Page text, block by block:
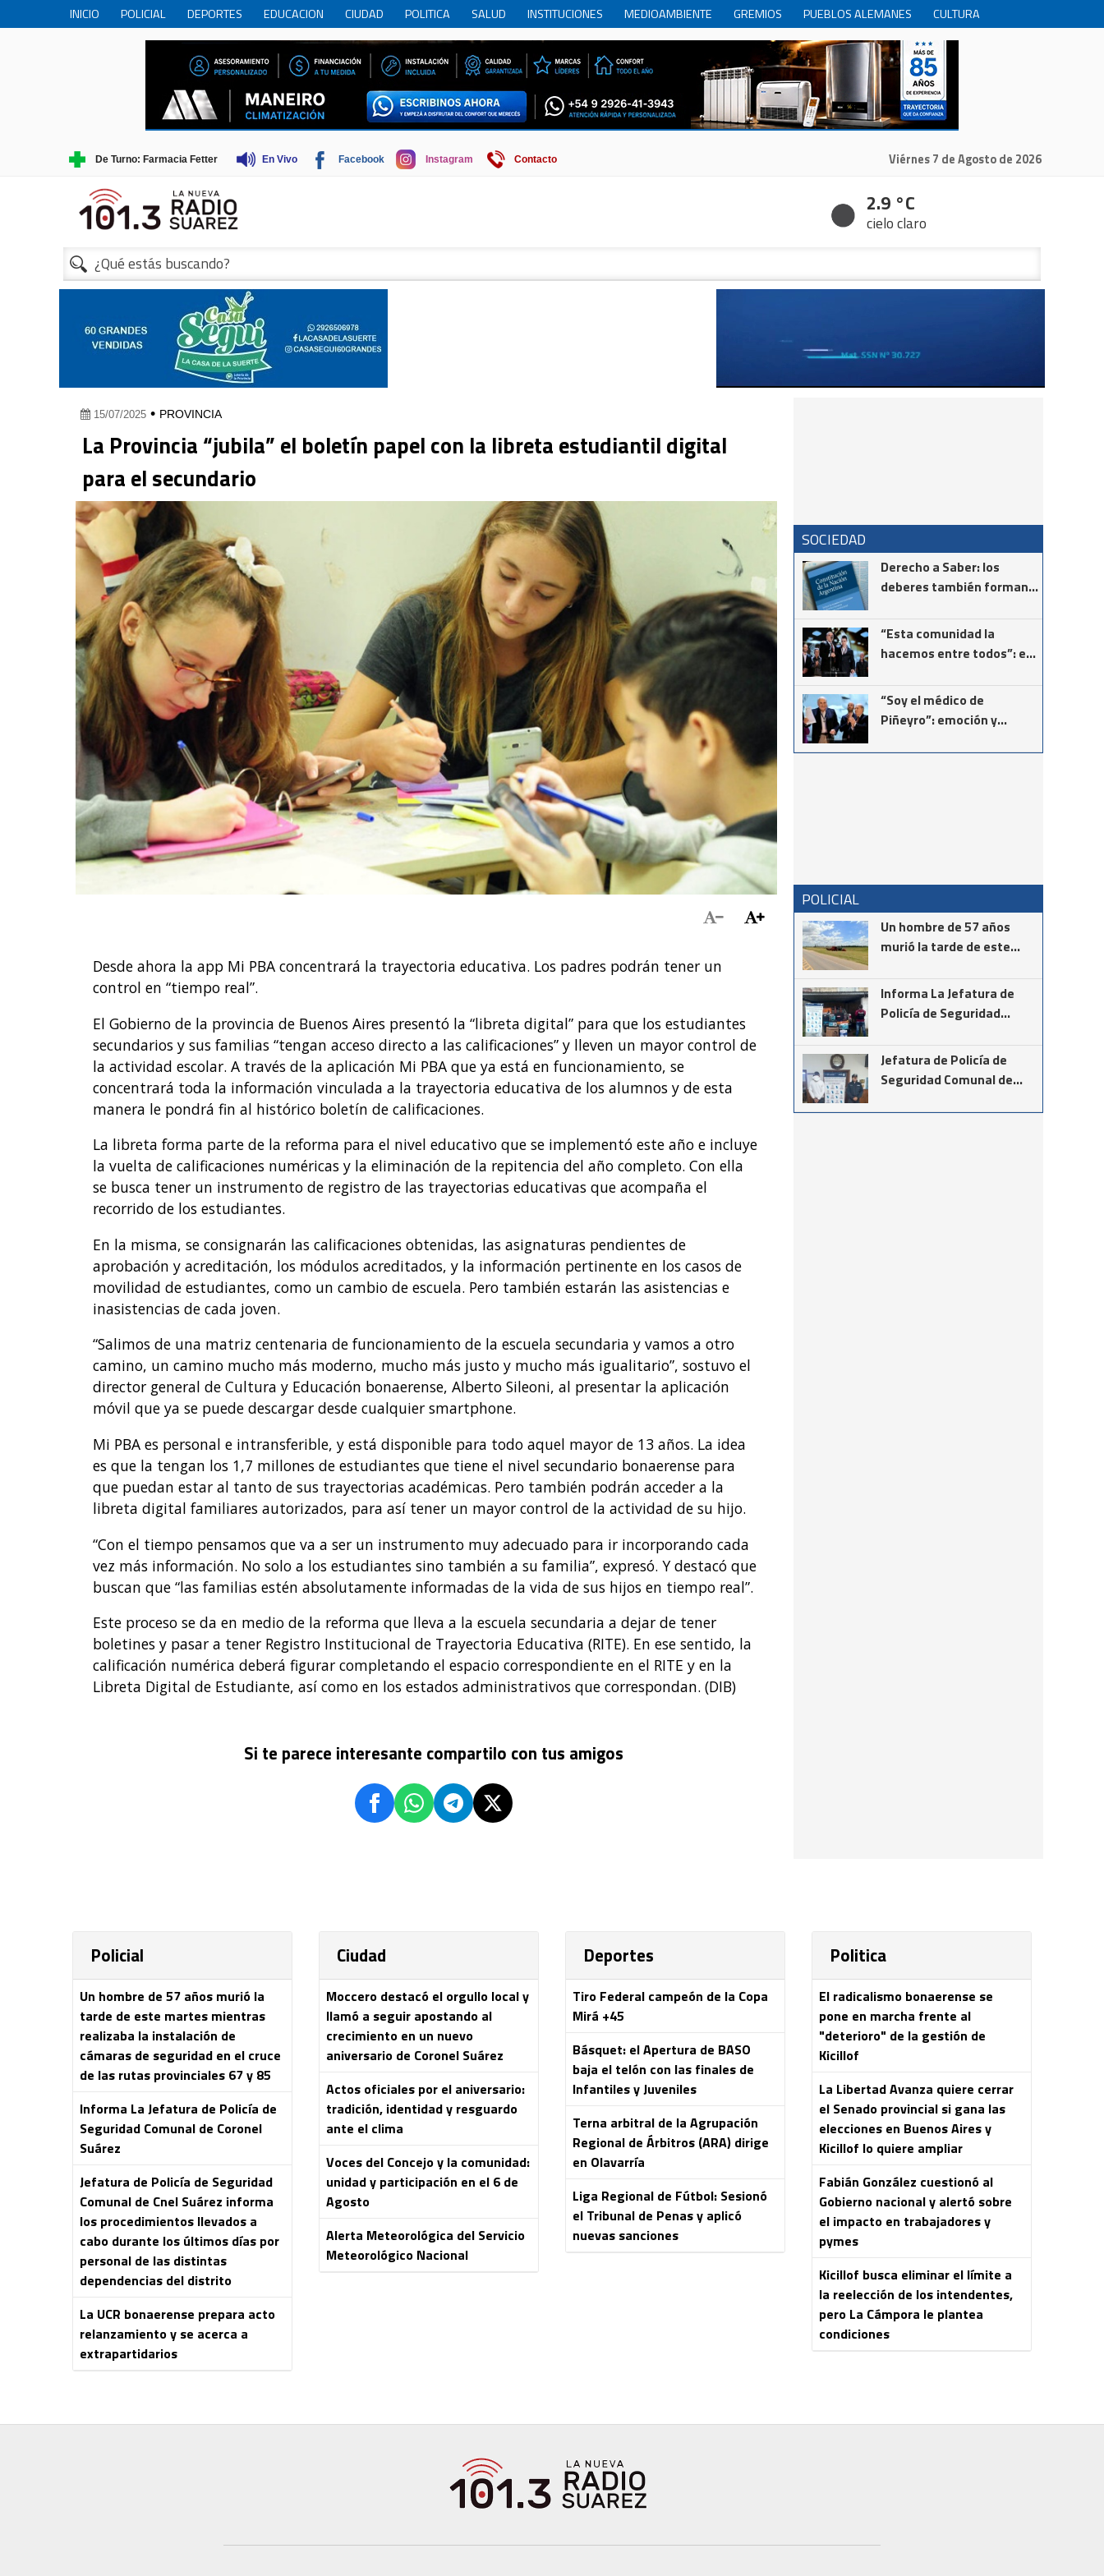
INICIO POLICIAL DEPORTES EDUCACION CIUDAD POLITICA SALUD INSTITUCIONES MEDIOAMBIENTE GREMIOS PUEBLOS ALEMANES
CULTURA
PERSONAS MAYORES
CIENCIA MUNICIPIO COMERCIO REGION SOCIEDAD ECONOMIA HISTORIA HUMOR INTERNACIONALES PRODUCCION
TURISMO
Viérnes 7 de Agosto de 2026
De Turno: Farmacia Fetter En Vivo Facebook Instagram Contacto
2.9 °C
cielo claro
15/07/2025 • PROVINCIA
La Provincia “jubila” el boletín papel con la libreta estudiantil digital
para el secundario
Desde ahora la app Mi PBA concentrará la trayectoria educativa. Los padres podrán tener un
control en “tiempo real”.
El Gobierno de la provincia de Buenos Aires presentó la “libreta digital” para que los estudiantes
secundarios y sus familias “tengan acceso directo a las calificaciones” y lleven un mayor control de
la actividad escolar. A través de la aplicación Mi PBA que ya está en funcionamiento, se
concentrará toda la información vinculada a la trayectoria educativa de los alumnos y de esta
manera le pondrá fin al histórico boletín de calificaciones.
La libreta forma parte de la reforma para el nivel educativo que se implementó este año e incluye
la vuelta de calificaciones numéricas y la eliminación de la repitencia del año completo. Con ella
se busca tener un instrumento de registro de las trayectorias educativas que acompaña el
recorrido de los estudiantes.
En la misma, se consignarán las calificaciones obtenidas, las asignaturas pendientes de
aprobación y acreditación, los módulos acreditados, y la información pertinente en los casos de
movilidad de estudiantes, como un cambio de escuela. Pero también estarán las asistencias e
inasistencias de cada joven.
“Salimos de una matriz centenaria de funcionamiento de la escuela secundaria y vamos a otro
camino, un camino mucho más moderno, mucho más justo y mucho más igualitario”, sostuvo el
director general de Cultura y Educación bonaerense, Alberto Sileoni, al presentar la aplicación
móvil que ya se puede descargar desde cualquier smartphone.
Mi PBA es personal e intransferible, y está disponible para todo aquel mayor de 13 años. La idea
es que la tengan los 1,7 millones de estudiantes que tiene el nivel secundario bonaerense para
que puedan estar al tanto de sus trayectorias académicas. Pero también podrán acceder a la
libreta digital familiares autorizados, para así tener un mayor control de la actividad de su hijo.
“Con el tiempo pensamos que va a ser un instrumento muy adecuado para ir incorporando cada
vez más información. No solo a los estudiantes sino también a su familia”, expresó. Y destacó que
buscan que “las familias estén absolutamente informadas de la vida de sus hijos en tiempo real”.
Este proceso se da en medio de la reforma que lleva a la escuela secundaria a dejar de tener
boletines y pasar a tener Registro Institucional de Trayectoria Educativa (RITE). En ese sentido, la
calificación numérica deberá figurar completando el espacio correspondiente en el RITE y en la
Libreta Digital de Estudiante, así como en los estados administrativos que correspondan. (DIB)
Si te parece interesante compartilo con tus amigos
SOCIEDAD
Derecho a Saber: los
deberes también forman
“Esta comunidad la
hacemos entre todos”: el
Ricardo Moccero en la
Noche de Gala
“Soy el médico de
Piñeyro”: emoción y
reconocimiento al Dr.
POLICIAL
Un hombre de 57 años
murió la tarde de este
la instalación de cámaras
de seguridad en el cruce
de las rutas provinciales
67 y 85
Informa La Jefatura de
Policía de Seguridad
Suárez
Jefatura de Policía de
Seguridad Comunal de
procedimientos llevados a
Policial
Un hombre de 57 años murió la
tarde de este martes mientras
realizaba la instalación de
cámaras de seguridad en el cruce
de las rutas provinciales 67 y 85
Informa La Jefatura de Policía de
Seguridad Comunal de Coronel
Suárez
Jefatura de Policía de Seguridad
Comunal de Cnel Suárez informa
los procedimientos llevados a
cabo durante los últimos días por
personal de las distintas
dependencias del distrito
La UCR bonaerense prepara acto
relanzamiento y se acerca a
extrapartidarios
Ciudad
Moccero destacó el orgullo local y
llamó a seguir apostando al
crecimiento en un nuevo
aniversario de Coronel Suárez
Actos oficiales por el aniversario:
tradición, identidad y resguardo
ante el clima
Voces del Concejo y la comunidad:
unidad y participación en el 6 de
Agosto
Alerta Meteorológica del Servicio
Meteorológico Nacional
Deportes
Tiro Federal campeón de la Copa
Mirá +45
Básquet: el Apertura de BASO
baja el telón con las finales de
Infantiles y Juveniles
Terna arbitral de la Agrupación
Regional de Árbitros (ARA) dirige
en Olavarría
Liga Regional de Fútbol: Sesionó
el Tribunal de Penas y aplicó
nuevas sanciones
Politica
El radicalismo bonaerense se
pone en marcha frente al
"deterioro" de la gestión de
Kicillof
La Libertad Avanza quiere cerrar
el Senado provincial si gana las
elecciones en Buenos Aires y
Kicillof lo quiere ampliar
Fabián González cuestionó al
Gobierno nacional y alertó sobre
el impacto en trabajadores y
pymes
Kicillof busca eliminar el límite a
la reelección de los intendentes,
pero La Cámpora le plantea
condiciones